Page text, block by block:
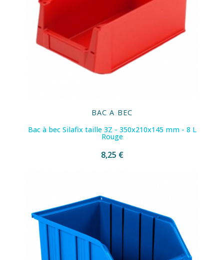
BAC A BEC
Bac à bec Silafix taille 3Z - 350x210x145 mm - 8 L
Rouge
8,25 €